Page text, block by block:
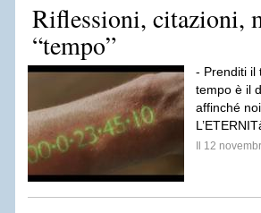
Riflessioni, citazioni,
“tempo”
- Prenditi il
tempo è il
affinché
Il 12